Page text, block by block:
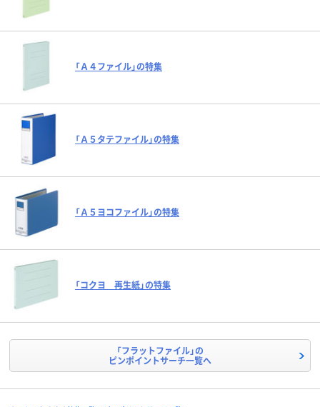
「Ａ４ファイル」の特集
「Ａ５タテファイル」の特集
「Ａ５ヨコファイル」の特集
「コクヨ 再生紙」の特集
「フラットファイル」の
ピンポイントサーチ一覧へ